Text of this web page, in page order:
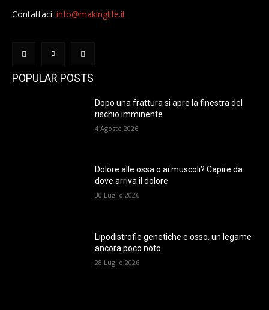
Contattaci: info@makinglife.it
POPULAR POSTS
Dopo una frattura si apre la finestra del
rischio imminente
4 Agosto 2026
Dolore alle ossa o ai muscoli? Capire da
dove arriva il dolore
30 Luglio 2026
Lipodistrofie genetiche e osso, un legame
ancora poco noto
28 Luglio 2026